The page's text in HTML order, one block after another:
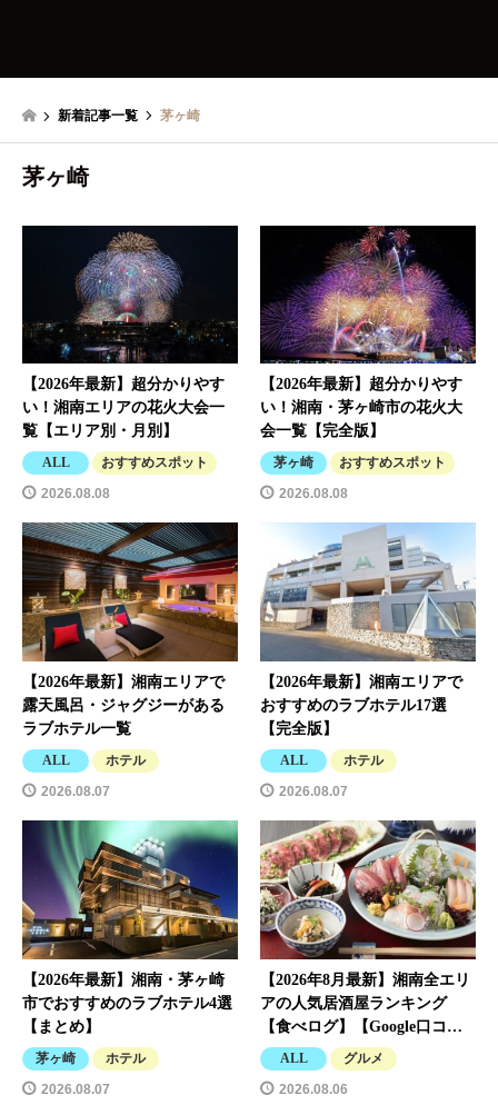
新着記事一覧 茅ヶ崎
茅ヶ崎
【2026年最新】超分かりやす
い！湘南エリアの花火大会一
覧【エリア別・月別】
ALL
おすすめスポット
2026.08.08
【2026年最新】超分かりやす
い！湘南・茅ヶ崎市の花火大
会一覧【完全版】
茅ヶ崎
おすすめスポット
2026.08.08
【2026年最新】湘南エリアで
露天風呂・ジャグジーがある
ラブホテル一覧
ALL
ホテル
2026.08.07
【2026年最新】湘南エリアで
おすすめのラブホテル17選
【完全版】
ALL
ホテル
2026.08.07
【2026年最新】湘南・茅ヶ崎
市でおすすめのラブホテル4選
【まとめ】
茅ヶ崎
ホテル
2026.08.07
【2026年8月最新】湘南全エリ
アの人気居酒屋ランキング
【食べログ】【Google口コ…
ALL
グルメ
2026.08.06